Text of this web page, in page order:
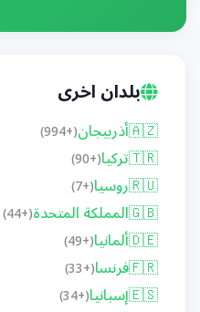
بلدان اخرى
🇦🇿أذربيجان(+994)
🇹🇷تركيا(+90)
🇷🇺روسيا(+7)
🇬🇧المملكة المتحدة(+44)
🇩🇪ألمانيا(+49)
🇫🇷فرنسا(+33)
🇪🇸إسبانيا(+34)